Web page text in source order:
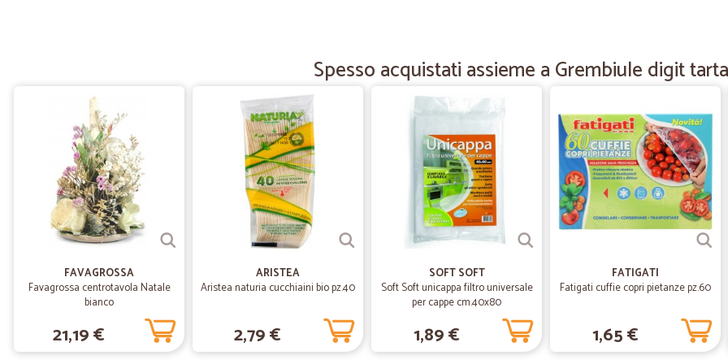
Ottimo servizio
Ottimo servizio! Puntuale e
—Carla B.
Consegna veloce e perfetta
Consegna veloce e perfetta. Grazie
Nicola Z.
La merce è arrivata come
Silvia F.
Spesso acquistati assieme a Grembiule digit
FAVAGROSSA
Favagrossa centrotavola Natale
bianco
21,19 €
ARISTEA
Aristea naturia cucchiaini bio pz.40
2,79 €
SOFT SOFT
Soft Soft unicappa filtro universale
per cappe cm.40x80
1,89 €
FATIGATI
Fatigati cuffie copri pietanze pz.60
1,65 €